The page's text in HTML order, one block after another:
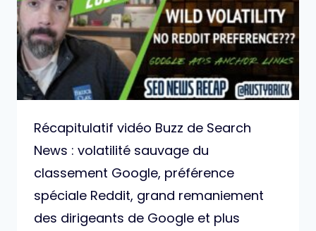
Récapitulatif vidéo Buzz de Search
News : volatilité sauvage du
classement Google, préférence
spéciale Reddit, grand remaniement
des dirigeants de Google et plus